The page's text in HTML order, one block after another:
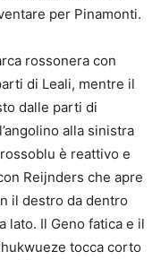
per Pinamonti.
rossonera con
di Leali, mentre il
dalle parti di
alla sinistra
è reattivo e
Reijnders che apre
il destro da dentro
lato. Il Geno fatica e il
tocca corto